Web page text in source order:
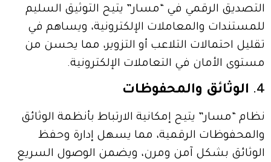
التصديق الرقمي في “مسار” يتيح التوثيق السليم
للمستندات والمعاملات الإلكترونية، ويساهم في
تقليل احتمالات التلاعب أو التزوير، مما يحسن من
مستوى الأمان في التعاملات الإلكترونية.
4. الوثائق والمحفوظات
نظام “مسار” يتيح إمكانية الارتباط بأنظمة الوثائق
والمحفوظات الرقمية، مما يسهل إدارة وحفظ
الوثائق بشكل آمن ومرن، ويضمن الوصول السريع